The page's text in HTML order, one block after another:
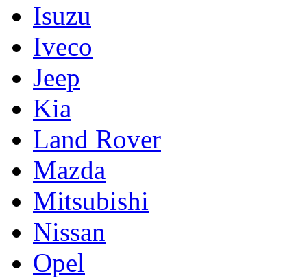
Isuzu
Iveco
Jeep
Kia
Land Rover
Mazda
Mitsubishi
Nissan
Opel